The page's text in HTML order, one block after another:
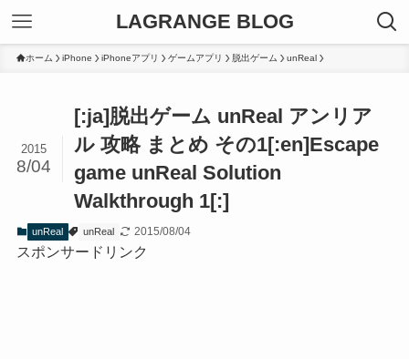
LAGRANGE BLOG
ホーム iPhone iPhoneアプリ ゲームアプリ 脱出ゲーム unReal
[:ja]脱出ゲーム unReal アンリア
ル 攻略 まとめ その1[:en]Escape
game unReal Solution
Walkthrough 1[:]
2015
8/04
unReal unReal 2015/08/04
スポンサードリンク